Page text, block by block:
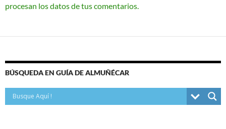
procesan los datos de tus comentarios.
BÚSQUEDA EN GUÍA DE ALMUÑÉCAR